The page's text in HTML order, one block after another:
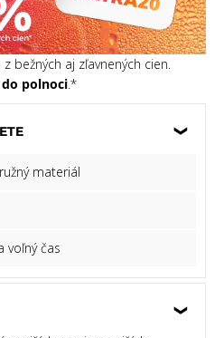
z bežných aj zľavnených cien.
do polnoci.*
materiál
voľný čas